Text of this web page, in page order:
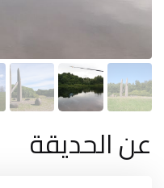
عن الحديقة